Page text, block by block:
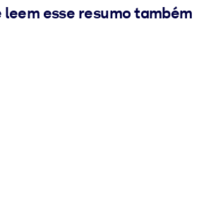
leem esse resumo também